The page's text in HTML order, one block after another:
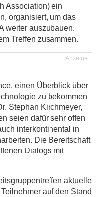
Association) ein
organisiert, um das
weiter auszubauen.
Treffen zusammen.
Anzeige
einen Überblick über
zu bekommen
Stephan Kirchmeyer,
seien dafür sehr offen
interkontinental in
Die Bereitschaft
Dialogs mit
aktuelle
auf den Stand